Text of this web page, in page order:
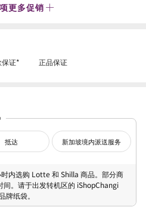
更多促销
证* 正品保证
抵达 新加坡境内派送服务
内选购 Lotte 和 Shilla 商品。部分商
。请于出发转机区的 iShopChangi
纸袋。